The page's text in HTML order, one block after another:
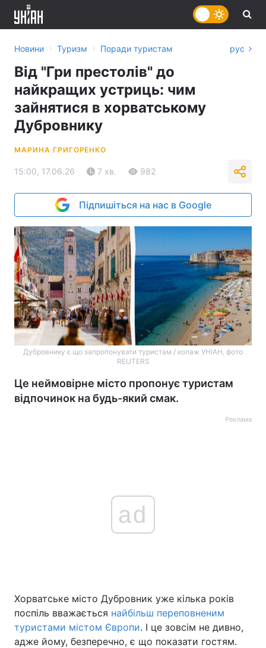
Україна Політика
Економіка
Новини › Туризм › Поради туристам рус
Від "Гри престолів" до
найкращих устриць: чим
зайнятися в хорватському
Дубровнику
МАРИНА ГРИГОРЕНКО
15:00, 17.06.26 7 хв. 982
Підпишіться на нас в Google
Дубровнику є що запропонувати туристам / колаж УНІАН, фото
REUTERS
Це неймовірне місто пропонує туристам
відпочинок на будь-який смак.
Реклама
ad
Хорватське місто Дубровник уже кілька років
поспіль вважається найбільш переповненим
туристами містом Європи. І це зовсім не дивно,
адже йому, безперечно, є що показати гостям.